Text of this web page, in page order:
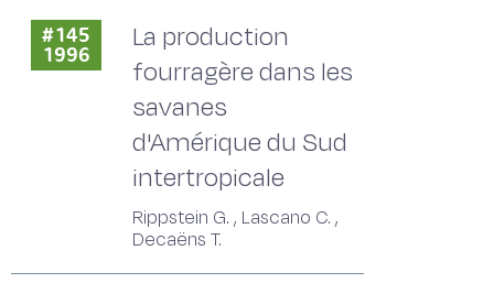
#145
1996
La production
fourragère dans les
savanes
d'Amérique du Sud
intertropicale
Rippstein G. , Lascano C. ,
Decaëns T.